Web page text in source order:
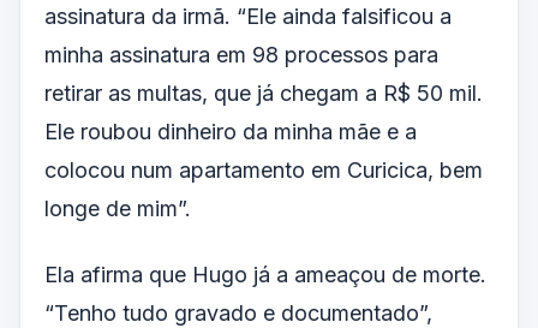
assinatura da irmã. “Ele ainda falsificou a
minha assinatura em 98 processos para
retirar as multas, que já chegam a R$ 50 mil.
Ele roubou dinheiro da minha mãe e a
colocou num apartamento em Curicica, bem
longe de mim”.
Ela afirma que Hugo já a ameaçou de morte.
“Tenho tudo gravado e documentado”,